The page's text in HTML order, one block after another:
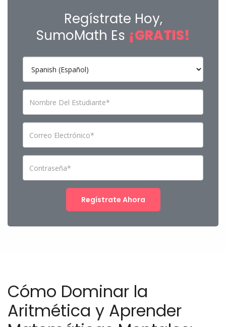
Regístrate Hoy,
SumoMath Es ¡GRATIS!
Regístrate Ahora
Cómo Dominar la
Aritmética y Aprender